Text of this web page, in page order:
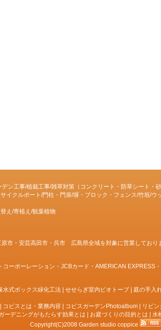
ン工事/植栽工事/雑草対策（コンクリート・防草シート・
イクルポート/門柱・門扉/塀・ブロック・フェンス/竹垣/
え/寄植え/観葉植物
市・安芸高田市・呉市 広島県全域を対象に営業しており
コーポーレーション・JCBカード・AMERICAN
水式ボックス緑化工法 せせらぎ室内ビオトープ| 庭の手入
コピスとは・業務内容 コピスガーデンPhotoalbum
リビ
ーデニングがもたらす効果とは お庭づくりの目的とは
水
Copyright(C)2008 Garden studio coppice